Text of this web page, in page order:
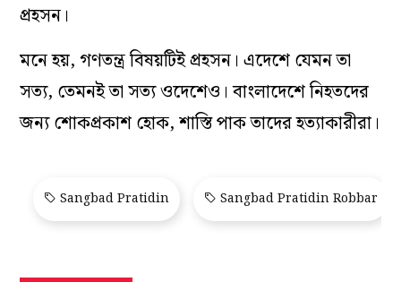
প্রহসন।
মনে হয়, গণতন্ত্র বিষয়টিই প্রহসন। এদেশে যেমন তা
সত্য, তেমনই তা সত্য ওদেশেও। বাংলাদেশে নিহতদের
জন্য শোকপ্রকাশ হোক, শাস্তি পাক তাদের হত্যাকারীরা।
Sangbad Pratidin Sangbad Pratidin Robbar